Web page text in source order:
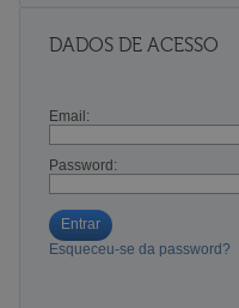
DADOS DE ACESSO
Email:
Password:
Entrar
Esqueceu-se da password?